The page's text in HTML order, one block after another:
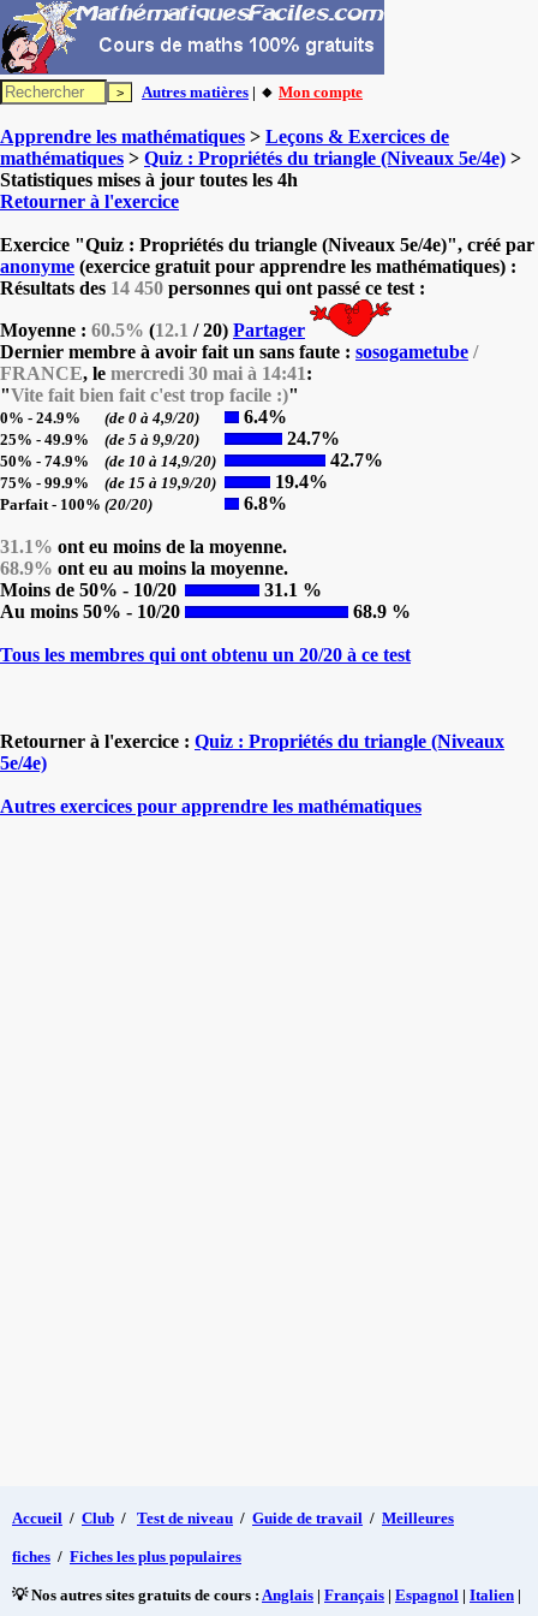
Autres matières | 🔸 Mon compte
Apprendre les mathématiques > Leçons & Exercices de
mathématiques > Quiz : Propriétés du triangle (Niveaux 5e/4e) >
Statistiques mises à jour toutes les 4h
Retourner à l'exercice
Exercice "Quiz : Propriétés du triangle (Niveaux 5e/4e)", créé par
anonyme (exercice gratuit pour apprendre les mathématiques) :
Résultats des 14 450 personnes qui ont passé ce test :
Moyenne : 60.5% (12.1 / 20) Partager
Dernier membre à avoir fait un sans faute : sosogametube /
FRANCE, le mercredi 30 mai à 14:41:
"Vite fait bien fait c'est trop facile :)"
0% - 24.9% (de 0 à 4,9/20) 6.4%
25% - 49.9% (de 5 à 9,9/20) 24.7%
50% - 74.9% (de 10 à 14,9/20) 42.7%
75% - 99.9% (de 15 à 19,9/20) 19.4%
Parfait - 100% (20/20) 6.8%
31.1% ont eu moins de la moyenne.
68.9% ont eu au moins la moyenne.
Moins de 50% - 10/20
31.1 %
Au moins 50% - 10/20
68.9 %
Tous les membres qui ont obtenu un 20/20 à ce test
Retourner à l'exercice : Quiz : Propriétés du triangle (Niveaux
5e/4e)
Autres exercices pour apprendre les mathématiques
Accueil / Club / Test de niveau / Guide de travail / Meilleures
fiches / Fiches les plus populaires
💡 Nos autres sites gratuits de cours : Anglais | Français | Espagnol | Italien |